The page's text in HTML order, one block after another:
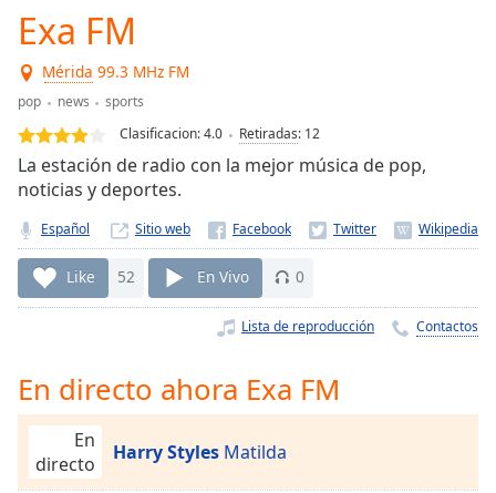
Current
Time0:00
Duration-:-
Loaded:
0.00%
Stream
TypeLIVE
live,
currently
behind
LIVE
Remaining
Playback
Chapters
Exa FM
Mérida 99.3 MHz FM
pop news
sports
Clasificacion:4.0 Retiradas: 12
La estación de radio con la mejor música de pop,
noticias y deportes.
Español Sitio web
Like 52 En Vivo 0
Lista de reproducción Contactos
En directo ahora Exa FM
En
directo
Harry Styles Matilda